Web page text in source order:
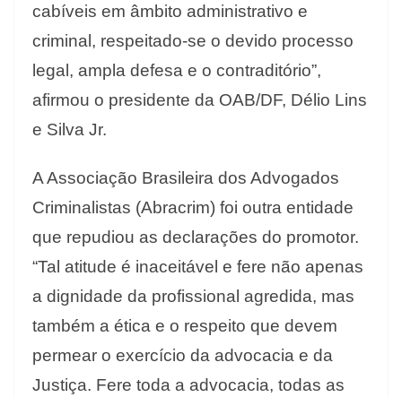
cabíveis em âmbito administrativo e
criminal, respeitado-se o devido processo
legal, ampla defesa e o contraditório”,
afirmou o presidente da OAB/DF, Délio Lins
e Silva Jr.
A Associação Brasileira dos Advogados
Criminalistas (Abracrim) foi outra entidade
que repudiou as declarações do promotor.
“Tal atitude é inaceitável e fere não apenas
a dignidade da profissional agredida, mas
também a ética e o respeito que devem
permear o exercício da advocacia e da
Justiça. Fere toda a advocacia, todas as